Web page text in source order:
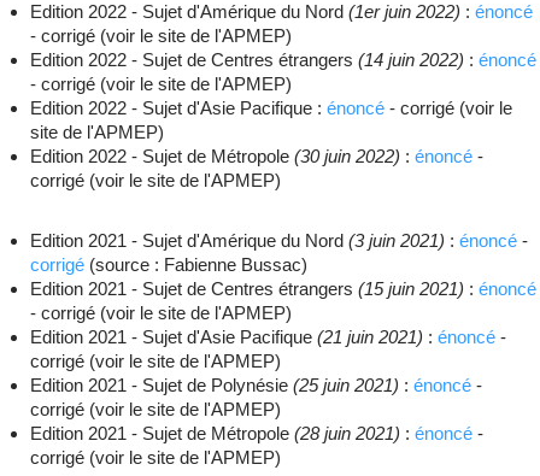
Edition 2022 - Sujet d'Amérique du Nord (1er juin 2022) : énoncé
- corrigé (voir le site de l'APMEP)
Edition 2022 - Sujet de Centres étrangers (14 juin 2022) : énoncé
- corrigé (voir le site de l'APMEP)
Edition 2022 - Sujet d'Asie Pacifique : énoncé - corrigé (voir le
site de l'APMEP)
Edition 2022 - Sujet de Métropole (30 juin 2022) : énoncé -
corrigé (voir le site de l'APMEP)
Edition 2021 - Sujet d'Amérique du Nord (3 juin 2021) : énoncé -
corrigé (source : Fabienne Bussac)
Edition 2021 - Sujet de Centres étrangers (15 juin 2021) : énoncé
- corrigé (voir le site de l'APMEP)
Edition 2021 - Sujet d'Asie Pacifique (21 juin 2021) : énoncé -
corrigé (voir le site de l'APMEP)
Edition 2021 - Sujet de Polynésie (25 juin 2021) : énoncé -
corrigé (voir le site de l'APMEP)
Edition 2021 - Sujet de Métropole (28 juin 2021) : énoncé -
corrigé (voir le site de l'APMEP)